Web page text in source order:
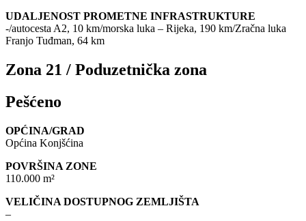
UDALJENOST PROMETNE INFRASTRUKTURE
-/autocesta A2, 10 km/morska luka – Rijeka, 190 km/Zračna luka
Franjo Tuđman, 64 km
Zona 21 / Poduzetnička zona
Pešćeno
OPĆINA/GRAD
Općina Konjšćina
POVRŠINA ZONE
110.000 m²
VELIČINA DOSTUPNOG ZEMLJIŠTA
–